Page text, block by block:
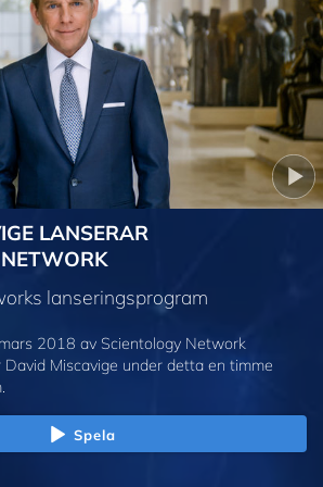
LANSERAR
lanseringsprogram
2018 av Scientology Network
Miscavige under detta en timme
Spela